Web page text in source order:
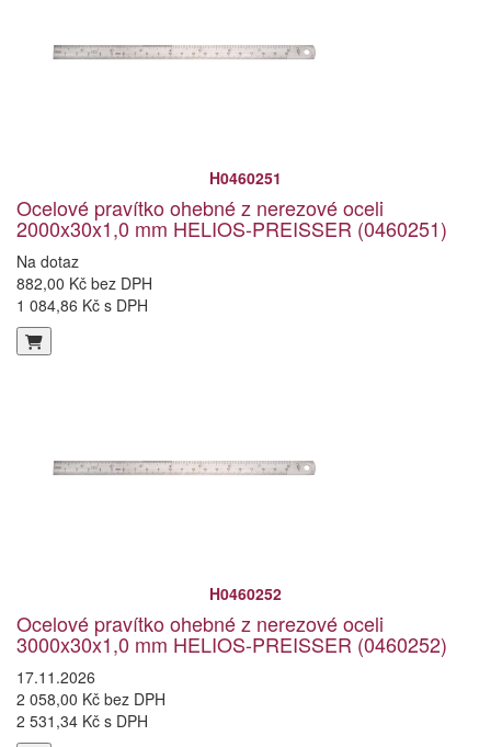
H0460251
Ocelové pravítko ohebné z nerezové oceli
2000x30x1,0 mm HELIOS-PREISSER (0460251)
Na dotaz
882,00 Kč bez DPH
1 084,86 Kč s DPH
H0460252
Ocelové pravítko ohebné z nerezové oceli
3000x30x1,0 mm HELIOS-PREISSER (0460252)
17.11.2026
2 058,00 Kč bez DPH
2 531,34 Kč s DPH